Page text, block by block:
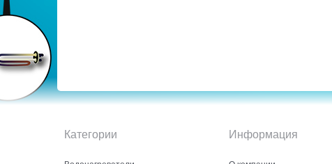
Категории Информация